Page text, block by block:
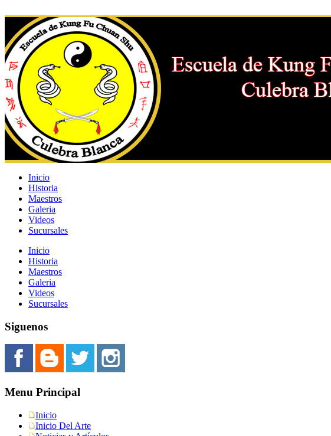
Inicio
Historia
Maestros
Galeria
Videos
Sucursales
Inicio
Historia
Maestros
Galeria
Videos
Sucursales
Siguenos
Menu Principal
Inicio
Inicio Del Arte